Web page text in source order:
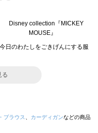
る
ブラウス カーディガンなどの商品